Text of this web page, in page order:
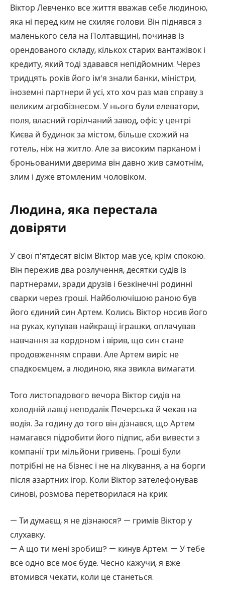
Віктор Левченко все життя вважав себе людиною,
яка ні перед ким не схиляє голови. Він піднявся з
маленького села на Полтавщині, починав із
орендованого складу, кількох старих вантажівок і
кредиту, який тоді здавався непідйомним. Через
тридцять років його ім’я знали банки, міністри,
іноземні партнери й усі, хто хоч раз мав справу з
великим агробізнесом. У нього були елеватори,
поля, власний горілчаний завод, офіс у центрі
Києва й будинок за містом, більше схожий на
готель, ніж на житло. Але за високим парканом і
броньованими дверима він давно жив самотнім,
злим і дуже втомленим чоловіком.
Людина, яка перестала
довіряти
У свої п’ятдесят вісім Віктор мав усе, крім спокою.
Він пережив два розлучення, десятки судів із
партнерами, зради друзів і безкінечні родинні
сварки через гроші. Найболючішою раною був
його єдиний син Артем. Колись Віктор носив його
на руках, купував найкращі іграшки, оплачував
навчання за кордоном і вірив, що син стане
продовженням справи. Але Артем виріс не
спадкоємцем, а людиною, яка звикла вимагати.
Того листопадового вечора Віктор сидів на
холодній лавці неподалік Печерська й чекав на
водія. За годину до того він дізнався, що Артем
намагався підробити його підпис, аби вивести з
компанії три мільйони гривень. Гроші були
потрібні не на бізнес і не на лікування, а на борги
після азартних ігор. Коли Віктор зателефонував
синові, розмова перетворилася на крик.
— Ти думаєш, я не дізнаюся? — гримів Віктор у
слухавку.
— А що ти мені зробиш? — кинув Артем. — У тебе
все одно все моє буде. Чесно кажучи, я вже
втомився чекати, коли це станеться.